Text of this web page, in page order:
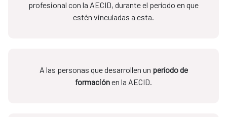
profesional con la AECID, durante el período en que
estén vinculadas a esta.
A las personas que desarrollen un período de
formaciónen la AECID.